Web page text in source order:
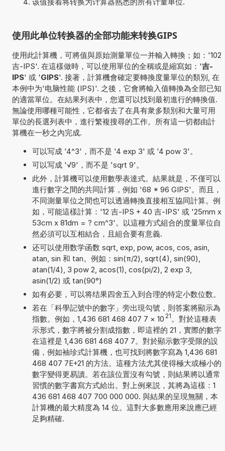
使用此单位转换器的全部功能来转换GIPS
使用此計算機，可將值與原始測量單位一并輸入轉換；如：'102
吉-IPS'. 在這樣做時，可以使用單位的全稱或是縮寫如：'吉-
IPS' 或 'GIPS'. 接著，計算機會確定要轉換度量單位的類別, 在
本例中为'电脑性能 (IPS)'. 之後，它會將輸入值轉換為全部已知
的適當單位。在結果列表中，您還可以找到最初進行的轉換值.
無論使用哪種可能性，它都省去了在具有衆多類別和大量可用
單位的長選列表中，進行繁複搜尋的工作。所有這一切都由計
算機在一秒之內完成.
可以写成 '4^3'，而不是 '4 exp 3' 或 '4 pow 3'。
可以写成 '√9'，而不是 'sqrt 9'。
此外，計算機可以使用數學表達式。結果就是，不僅可以
進行數字之間的共同計算，例如 '68 * 96 GIPS'。而且，
不同測量單位之間也可以透過轉換直接相互協同計算。例
如，可能這樣計算：'12 吉-IPS + 40 吉-IPS' 或 '25mm x
53cm x 81dm = ? cm^3'。以這種方式組合的度量單位自
然必須可以互相結合，且組合要有意義.
还可以使用数学函数 sqrt, exp, pow, acos, cos, asin,
atan, sin 和 tan。例如：sin(π/2), sqrt(4), sin(90),
atan(1/4), 3 pow 2, acos(1), cos(pi/2), 2 exp 3,
asin(1/2) 或 tan(90°)
如有必要，可以将结果四舍五入到合理的特定小数位数。
若在「科學記號中的數字」旁出現勾號，則答案將顯示為
指數。例如，1,436 681 468 407 7 × 10 21 。對於這種表
示形式，數字將被分割成指數，即這裡的 21，實際的數字
在這裡是 1,436 681 468 407 7。對於顯示數字受限的設
備，例如袖珍式計算機，也可找到將數字寫為 1,436 681
468 407 7E+21 的方法。這種方法尤其使得極大或極小的
數字變得更易讀。若在該位置沒有勾號，則結果將以通常
習慣的數字書寫方式給出。對上例來説，其將為這樣：1
436 681 468 407 700 000 000. 與結果的呈現無關，本
計算機的最大精度為 14 位。這對大多數應用來說應已經
足夠精確.